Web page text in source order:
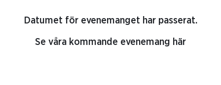
Datumet för evenemanget har passerat.
Se våra kommande evenemang här